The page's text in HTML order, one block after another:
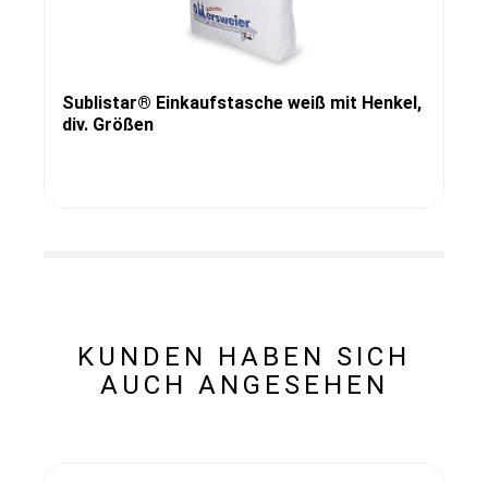
Sublistar® Einkaufstasche weiß mit Henkel,
div. Größen
KUNDEN HABEN SICH
AUCH ANGESEHEN